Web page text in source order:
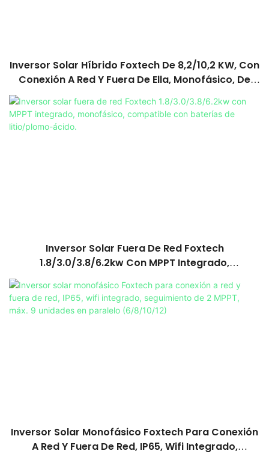
Inversor Solar Híbrido Foxtech De 8,2/10,2 KW, Con
Conexión A Red Y Fuera De Ella, Monofásico, De
MPPT Integrado
Inversor Solar Fuera De Red Foxtech
1.8/3.0/3.8/6.2kw Con MPPT Integrado,
Litio/plomo-Ácido.
Inversor Solar Monofásico Foxtech Para Conexión
A Red Y Fuera De Red, IP65, Wifi Integrado,